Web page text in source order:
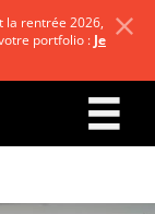
la rentrée 2026,
portfolio : Je